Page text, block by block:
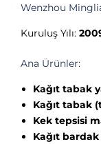
Wenzhou
Kuruluş Yılı:
Ana Ürünler:
Kağıt tabak
Kağıt tabak
Kek tepsisi
Kağıt